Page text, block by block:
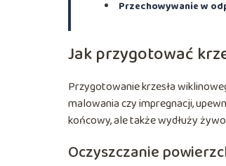
Przechowywanie w
Jak przygotować
Przygotowanie krzesła
malowania czy impregnacji,
końcowy, ale także wydłuży
Oczyszczanie